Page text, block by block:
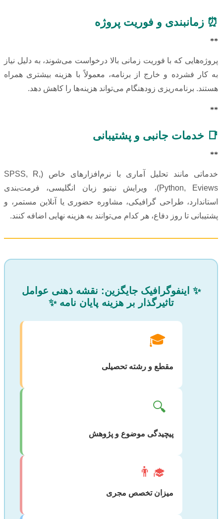
⏰ زمانبندی و فوریت پروژه
**
پروژه‌هایی که با فوریت زمانی بالا درخواست می‌شوند، به دلیل نیاز
به کار فشرده و خارج از برنامه، معمولاً با هزینه بیشتری همراه
هستند. برنامه‌ریزی زودهنگام می‌تواند هزینه‌ها را کاهش دهد.
**
📑 خدمات جانبی و پشتیبانی
**
خدماتی مانند تحلیل آماری با نرم‌افزارهای خاص (SPSS, R,
Python, Eviews)، ویرایش نیتیو زبان انگلیسی، فرمت‌بندی
استاندارد، طراحی گرافیکی، مشاوره حضوری یا آنلاین مستمر، و
پشتیبانی تا روز دفاع، هر کدام می‌توانند به هزینه نهایی اضافه کنند.
✨ اینفوگرافیک جایگزین: نقشه ذهنی عوامل
تاثیرگذار بر هزینه پایان نامه ✨
🎓
مقطع و رشته تحصیلی
🔍
پیچیدگی موضوع و پژوهش
👨‍🎓
میزان تخصص مجری